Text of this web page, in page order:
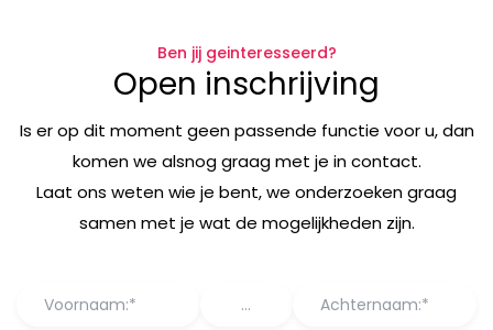
Ben jij geinteresseerd?
Open inschrijving
Is er op dit moment geen passende functie voor u, dan
komen we alsnog graag met je in contact.
Laat ons weten wie je bent, we onderzoeken graag
samen met je wat de mogelijkheden zijn.